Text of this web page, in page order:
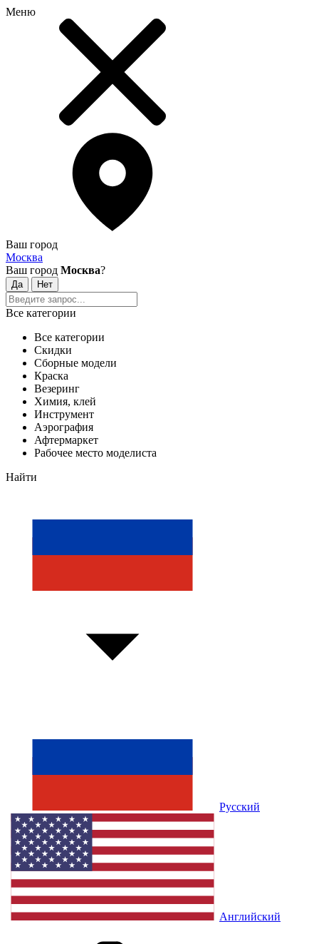
Меню
Ваш город
Москва
Ваш город Москва?
Все категории
Все категории
Скидки
Сборные модели
Краска
Везеринг
Химия, клей
Инструмент
Аэрография
Афтермаркет
Рабочее место моделиста
Найти
Русский
Английский